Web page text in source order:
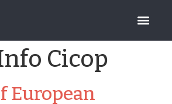
Cicop
European